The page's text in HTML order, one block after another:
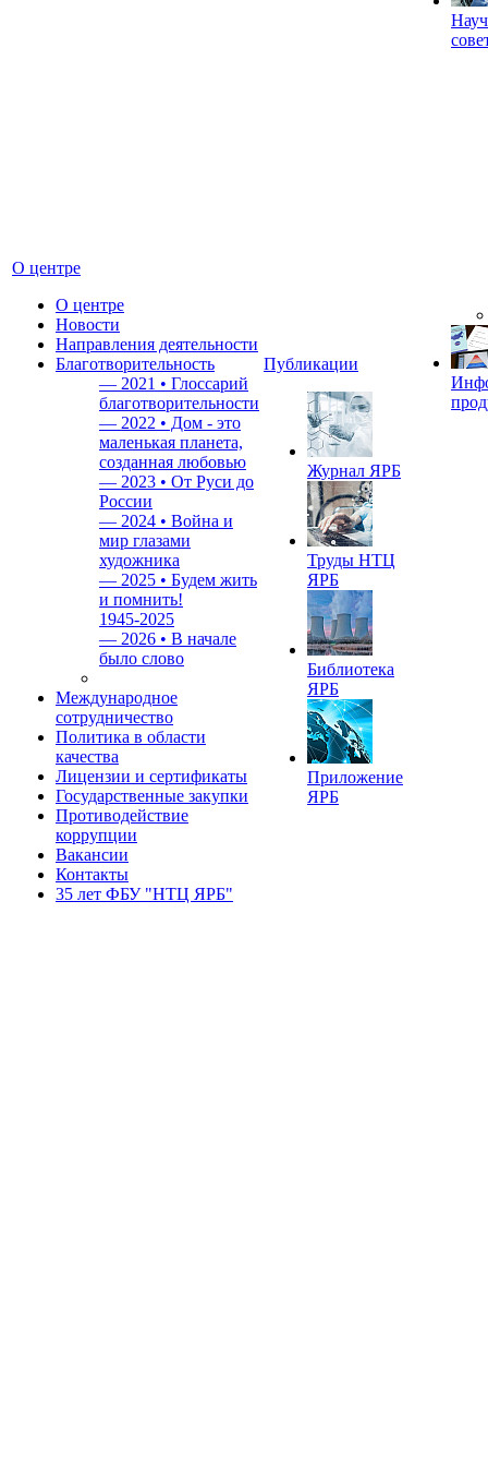
О центре
О центре
Новости
Направления деятельности
Благотворительность
— 2021 • Глоссарий
благотворительности
— 2022 • Дом - это
маленькая планета,
созданная любовью
— 2023 • От Руси до
России
— 2024 • Война и
мир глазами
художника
— 2025 • Будем жить
и помнить!
1945-2025
— 2026 • В начале
было слово
Международное
сотрудничество
Политика в области
качества
Лицензии и сертификаты
Государственные закупки
Противодействие
коррупции
Вакансии
Контакты
35 лет ФБУ "НТЦ ЯРБ"
Публикации
Журнал ЯРБ
Труды НТЦ
ЯРБ
Библиотека
ЯРБ
Приложение
ЯРБ